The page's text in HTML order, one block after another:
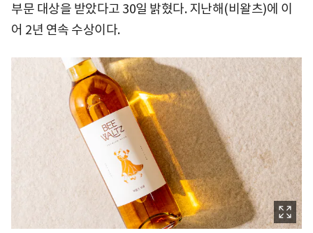
부문 대상을 받았다고 30일 밝혔다. 지난해(비왈츠)에 이
어 2년 연속 수상이다.